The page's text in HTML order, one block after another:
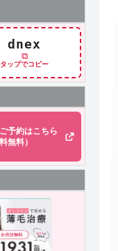
dnex
⧉
タップでコピー
予約はこちら
無料）